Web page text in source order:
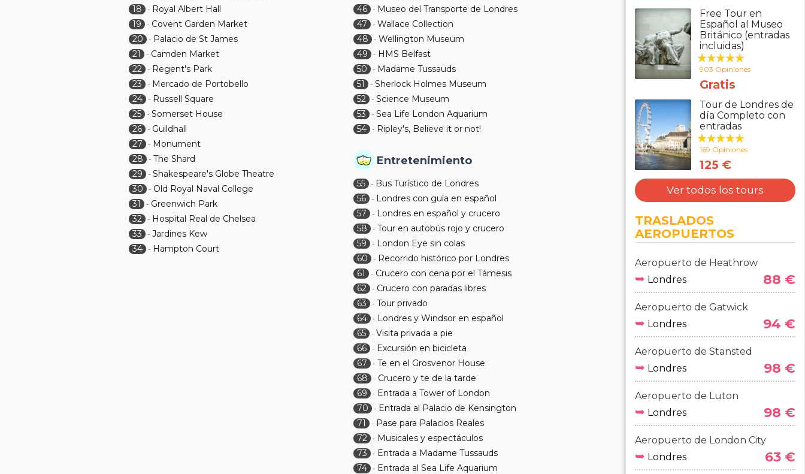
18
- Royal Albert Hall
19
- Covent Garden Market
20
- Palacio de St James
21
- Camden Market
22 - Regent's Park
23
- Mercado de Portobello
24 - Russell Square
25 -Somerset House
26 - Guildhall
27
- Monument
28
- The Shard
29
-Shakespeare's Globe Theatre
30
- Old Royal Naval College
31
- Greenwich Park
32 - Hospital Real de Chelsea
33
-Jardines Kew
34 - Hampton Court
46 - Museo del Transporte de Londres
47
- Wallace Collection
48
- Wellington Museum
49
- HMS Belfast
50
- Madame Tussauds
51
-Sherlock Holmes Museum
52 -Science Museum
53
-Sea Life London Aquarium
54 - Ripley's, Believe it or not!
Entretenimiento
55 - Bus Turístico de Londres
56 - Londres con guía en español
57
- Londres en español y crucero
58
- Tour en autobús rojo y crucero
59
- London Eye sin colas
60
- Recorrido histórico por Londres
61
- Crucero con cena por el Támesis
62 - Crucero con paradas libres
63
- Tour privado
64 - Londres y Windsor en español
65 -Visita privada a pie
66 - Excursión en bicicleta
67
- Te en el Grosvenor House
68
- Crucero y te de la tarde
69
- Entrada a Tower of London
70
- Entrada al Palacio de Kensington
71
- Pase para Palacios Reales
72 - Musicales y espectáculos
73
- Entrada a Madame Tussauds
74 - Entrada al Sea Life Aquarium
Free Tour en
Español al Museo
Británico (entradas
incluidas)
903 Opiniones
Gratis
Tour de Londres de
día Completo con
entradas
169 Opiniones
125 €
Ver todos los tours
TRASLADOS
AEROPUERTOS
Aeropuerto de Heathrow
➥ Londres 88 €
Aeropuerto de Gatwick
➥ Londres 94 €
Aeropuerto de Stansted
➥ Londres 98 €
Aeropuerto de Luton
➥ Londres 98 €
Aeropuerto de London City
➥ Londres 63 €